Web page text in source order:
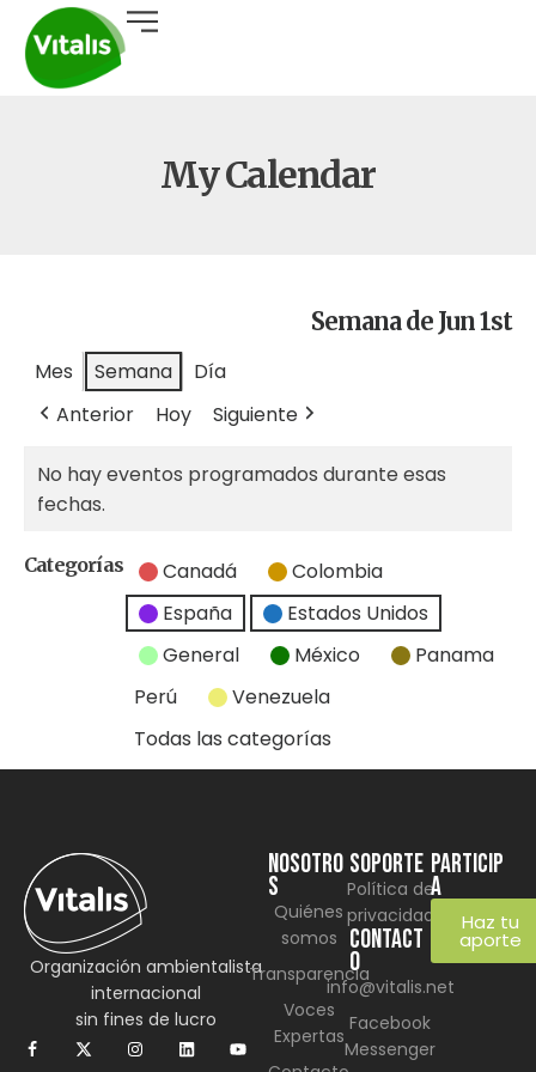
My Calendar
Semana de Jun 1st
Mes Semana
Día
Anterior
Hoy Siguiente
No hay eventos programados durante esas
fechas.
Categorías Canadá
Colombia
España
Estados Unidos
General
México
Panama
Perú
Venezuela
Todas las categorías
Organización ambientalista
internacional
sin fines de lucro
NOSOTRO
S
Quiénes
somos
Transparencia
Voces
Expertas
SOPORTE
Política de
privacidad
CONTACT
O
info@vitalis.net
Facebook
Messenger
Particip
a
Haz tu
aporte